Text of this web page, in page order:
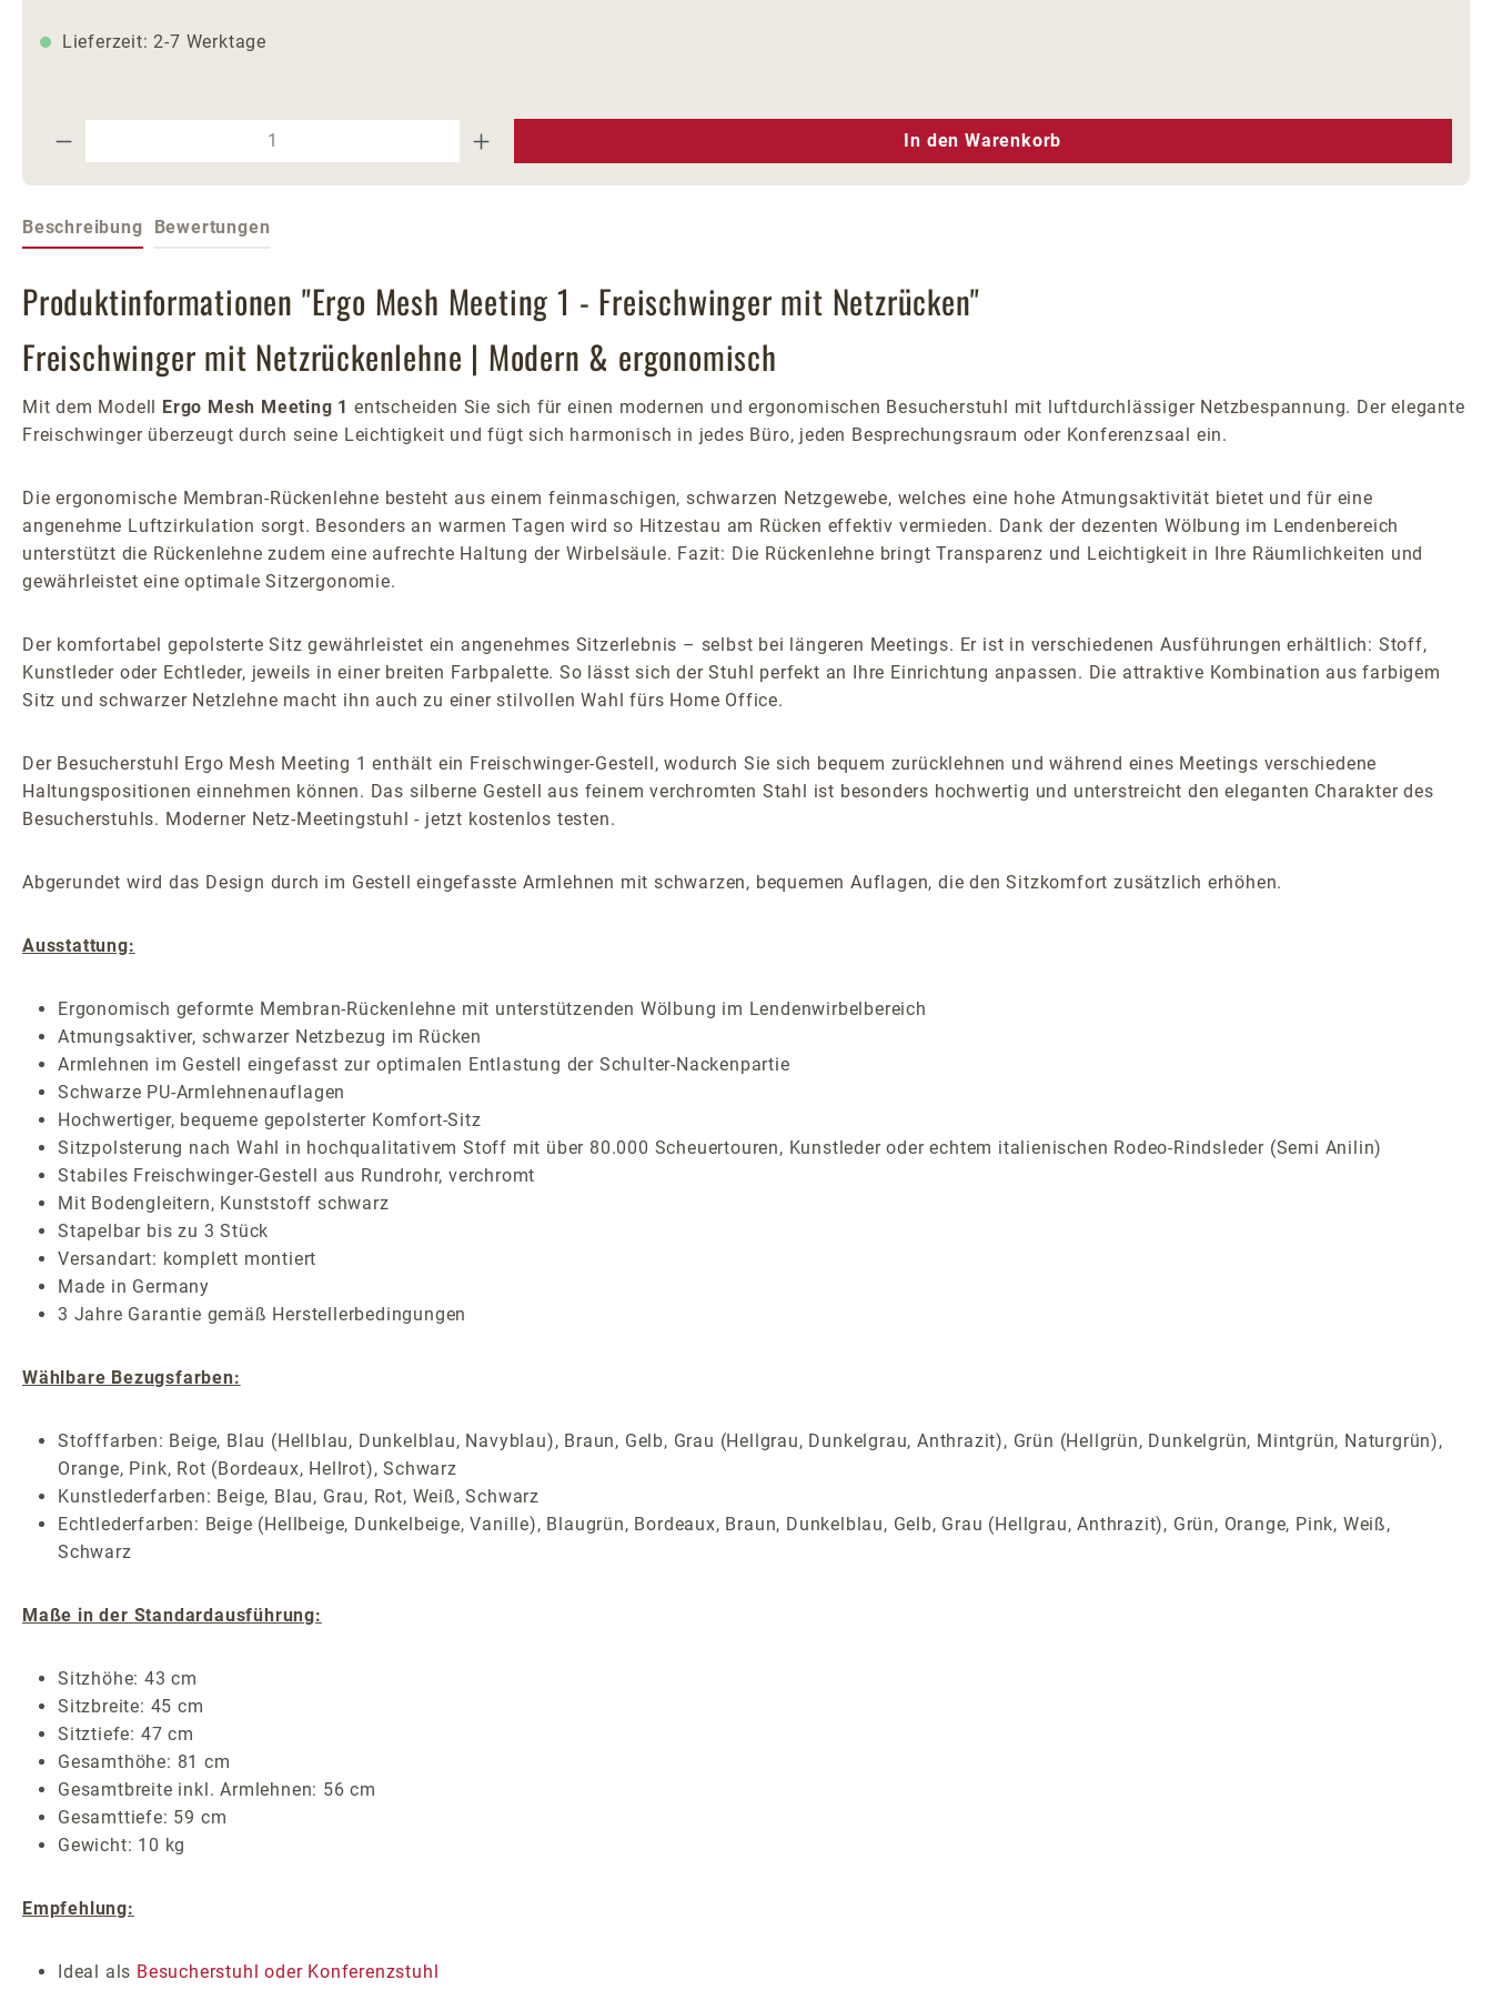
Lieferzeit: 2-7 Werktage
Produkt Anzahl: Gib den gewünschten Wert ein oder benutze die Schaltflächen um die Anzahl zu erhöhen oder zu
In den Warenkorb
Beschreibung Bewertungen
Produktinformationen "Ergo Mesh Meeting 1 - Freischwinger mit Netzrücken"
Freischwinger mit Netzrückenlehne | Modern & ergonomisch
Mit dem Modell Ergo Mesh Meeting 1 entscheiden Sie sich für einen modernen und ergonomischen Besucherstuhl mit luftdurchlässiger Netzbespannung. Der elegante
Freischwinger überzeugt durch seine Leichtigkeit und fügt sich harmonisch in jedes Büro, jeden Besprechungsraum oder Konferenzsaal ein.
Die ergonomische Membran-Rückenlehne besteht aus einem feinmaschigen, schwarzen Netzgewebe, welches eine hohe Atmungsaktivität bietet und für eine
angenehme Luftzirkulation sorgt. Besonders an warmen Tagen wird so Hitzestau am Rücken effektiv vermieden. Dank der dezenten Wölbung im Lendenbereich
unterstützt die Rückenlehne zudem eine aufrechte Haltung der Wirbelsäule. Fazit: Die Rückenlehne bringt Transparenz und Leichtigkeit in Ihre Räumlichkeiten und
gewährleistet eine optimale Sitzergonomie.
Der komfortabel gepolsterte Sitz gewährleistet ein angenehmes Sitzerlebnis – selbst bei längeren Meetings. Er ist in verschiedenen Ausführungen erhältlich: Stoff,
Kunstleder oder Echtleder, jeweils in einer breiten Farbpalette. So lässt sich der Stuhl perfekt an Ihre Einrichtung anpassen. Die attraktive Kombination aus farbigem
Sitz und schwarzer Netzlehne macht ihn auch zu einer stilvollen Wahl fürs Home Office.
Der Besucherstuhl Ergo Mesh Meeting 1 enthält ein Freischwinger-Gestell, wodurch Sie sich bequem zurücklehnen und während eines Meetings verschiedene
Haltungspositionen einnehmen können. Das silberne Gestell aus feinem verchromten Stahl ist besonders hochwertig und unterstreicht den eleganten Charakter des
Besucherstuhls. Moderner Netz-Meetingstuhl - jetzt kostenlos testen.
Abgerundet wird das Design durch im Gestell eingefasste Armlehnen mit schwarzen, bequemen Auflagen, die den Sitzkomfort zusätzlich erhöhen.
Ausstattung:
Ergonomisch geformte Membran-Rückenlehne mit unterstützenden Wölbung im Lendenwirbelbereich
Atmungsaktiver, schwarzer Netzbezug im Rücken
Armlehnen im Gestell eingefasst zur optimalen Entlastung der Schulter-Nackenpartie
Schwarze PU-Armlehnenauflagen
Hochwertiger, bequeme gepolsterter Komfort-Sitz
Sitzpolsterung nach Wahl in hochqualitativem Stoff mit über 80.000 Scheuertouren, Kunstleder oder echtem italienischen Rodeo-Rindsleder (Semi Anilin)
Stabiles Freischwinger-Gestell aus Rundrohr, verchromt
Mit Bodengleitern, Kunststoff schwarz
Stapelbar bis zu 3 Stück
Versandart: komplett montiert
Made in Germany
3 Jahre Garantie gemäß Herstellerbedingungen
Wählbare Bezugsfarben:
Stofffarben: Beige, Blau (Hellblau, Dunkelblau, Navyblau), Braun, Gelb, Grau (Hellgrau, Dunkelgrau, Anthrazit), Grün (Hellgrün, Dunkelgrün, Mintgrün, Naturgrün),
Orange, Pink, Rot (Bordeaux, Hellrot), Schwarz
Kunstlederfarben: Beige, Blau, Grau, Rot, Weiß, Schwarz
Echtlederfarben: Beige (Hellbeige, Dunkelbeige, Vanille), Blaugrün, Bordeaux, Braun, Dunkelblau, Gelb, Grau (Hellgrau, Anthrazit), Grün, Orange, Pink, Weiß,
Schwarz
Maße in der Standardausführung:
Sitzhöhe: 43 cm
Sitzbreite: 45 cm
Sitztiefe: 47 cm
Gesamthöhe: 81 cm
Gesamtbreite inkl. Armlehnen: 56 cm
Gesamttiefe: 59 cm
Gewicht: 10 kg
Empfehlung:
Ideal als Besucherstuhl oder Konferenzstuhl